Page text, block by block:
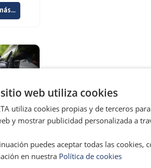
casera
el coche
la que
gordas
sitio web utiliza cookies
utiliza cookies propias y de terceros
y mostrar publicidad personalizada a
puedes aceptar todas las cookies,
en nuestra Política de cookies